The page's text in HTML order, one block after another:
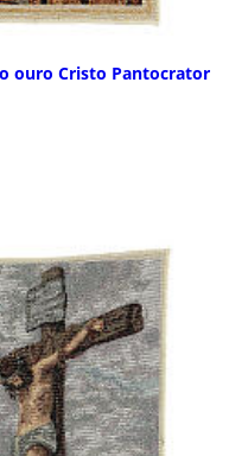
ouro Cristo Pantocrator